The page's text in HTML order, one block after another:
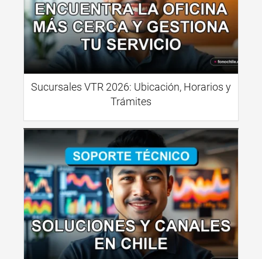
Sucursales VTR 2026: Ubicación, Horarios y
Trámites